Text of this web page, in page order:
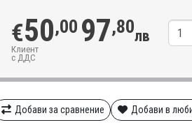
€50,00 97,80лв
Клиент
с ДДС
Добави за сравнение Добави в